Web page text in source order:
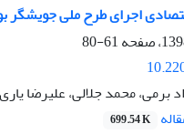
اجرای طرح ملی
61-80
برمی، محمد جلالی، علیرضا یاری
699.54 K